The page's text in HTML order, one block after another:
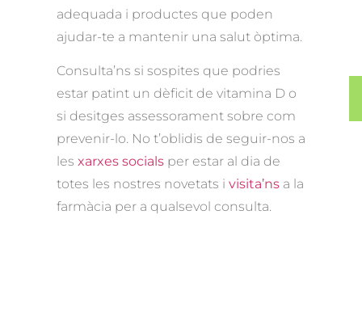
adequada i productes que poden
ajudar-te a mantenir una salut òptima.
Consulta’ns si sospites que podries
estar patint un dèficit de vitamina D o
si desitges assessorament sobre com
prevenir-lo. No t’oblidis de seguir-nos a
les xarxes socials per estar al dia de
totes les nostres novetats i visita’ns a la
farmàcia per a qualsevol consulta.